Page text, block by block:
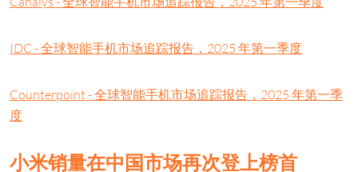
IDC - 全球智能手机市场追踪报告，2025 年第一季度
Counterpoint - 全球智能手机市场追踪报告，2025 年第一季
度
小米销量在中国市场再次登上榜首